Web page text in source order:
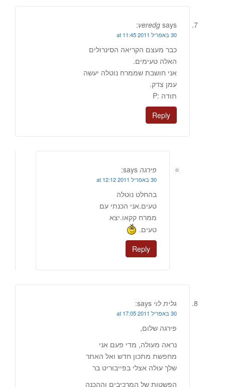
veredg says:
30 באפריל 2011 at 11:45
כבר מעצם הקריאה הסינרולים
האלה טעימים.
אני חושבת שממרח נוטלה יעשה
עמן צדק.
תודה :P
Reply
פירגה says:
30 באפריל 2011 at 12:12
בהחלט נוטלה
טעים.אני הכנתי עם
ממרח קקאו.יצא
טעים.
Reply
גלית לוי says:
30 באפריל 2011 at 17:05
פירגה שלום,
נראה מעולה, מדי פעם אני
מחפשת מתכון חדש ואל האתר
שלך עולה אצלי בפייבוריט בר
הפשטות של המרכיבים וההכנה